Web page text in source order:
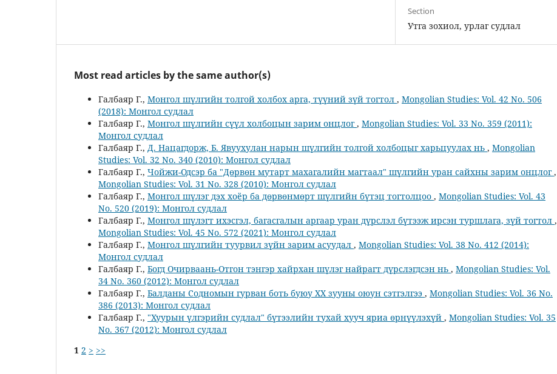
Section
Утга зохиол, урлаг судлал
Most read articles by the same author(s)
Галбаяр Г., Монгол шүлгийн толгой холбох арга, түүний зүй тогтол , Mongolian Studies: Vol. 42 No. 506
(2018): Монгол судлал
Галбаяр Г., Монгол шүлгийн сүүл холбоцын зарим онцлог, Mongolian Studies: Vol. 33 No. 359 (2011):
Монгол судлал
Галбаяр Г., Д. Нацагдорж, Б. Явуухулан нарын шүлгийн толгой холбоцыг харьцуулах нь , Mongolian
Studies: Vol. 32 No. 340 (2010): Монгол судлал
Галбаяр Г., Чойжи-Одсэр ба "Дөрвөн мутарт махагалийн магтаал" шүлгийн уран сайхны зарим онцлог,
Mongolian Studies: Vol. 31 No. 328 (2010): Монгол судлал
Галбаяр Г., Монгол шүлэг дэх хоёр ба дөрвөнмөрт шүлгийн бүтэц тогтолцоо , Mongolian Studies: Vol. 43
No. 520 (2019): Монгол судлал
Галбаяр Г., Монгол шүлэгт ихэсгэл, багасгалын аргаар уран дүрслэл бүтээж ирсэн туршлага, зүй тогтол ,
Mongolian Studies: Vol. 45 No. 572 (2021): Монгол судлал
Галбаяр Г., Монгол шүлгийн туурвил зүйн зарим асуудал , Mongolian Studies: Vol. 38 No. 412 (2014):
Монгол судлал
Галбаяр Г., Богд Очирваань-Отгон тэнгэр хайрхан шүлэг найрагт дүрслэгдсэн нь , Mongolian Studies: Vol.
34 No. 360 (2012): Монгол судлал
Галбаяр Г., Балданы Содномын гурван боть буюу ХХ зууны оюун сэтгэлгээ , Mongolian Studies: Vol. 36 No.
386 (2013): Монгол судлал
Галбаяр Г., "Хуурын үлгэрийн судлал" бүтээлийн тухай хууч яриа өрнүүлэхүй , Mongolian Studies: Vol. 35
No. 367 (2012): Монгол судлал
1 2 > >>